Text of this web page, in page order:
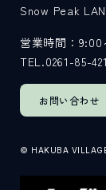
399-9301 長野県
Snow Peak
お問い合わせ
Snow Peak
営業時間：
TEL.0261-85-
© HAKUBA